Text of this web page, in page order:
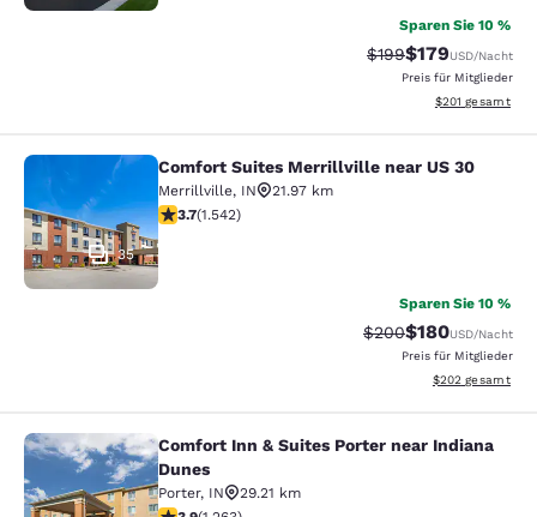
Sparen Sie 10 %
Durchgestrichener
$199Vergünstigter
$179USD/Nacht
Preis für Mitglieder
Geschätzte
$201 gesamt
Comfort Suites Merrillville near US
35
Comfort Suites Merrillville near US 30
Merrillville, IN
21.97 km
3.7-Sterne-Bewertung. Gut. 1542 Bewertungen
3.7(1.542)
Sparen Sie 10 %
Durchgestrichener
$200Vergünstigter
$180USD/Nacht
Preis für Mitglieder
Geschätzte
$202 gesamt
Comfort Inn & Suites Porter near
Comfort Inn & Suites Porter near Indiana
Dunes
Porter, IN
29.21 km
3.92-Sterne-Bewertung. Gut. 1263 Bewertungen